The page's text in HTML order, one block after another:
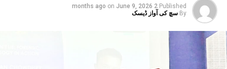
Published
2 months ago
on June 9, 2026
By سچ کی آواز ڈیسک